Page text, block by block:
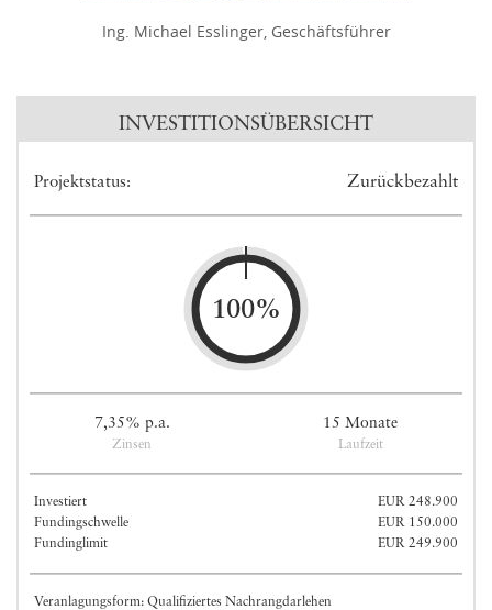
Ing. Michael Esslinger, Geschäftsführer
INVESTITIONSÜBERSICHT
Projektstatus: Zurückbezahlt
100%
7,35% p.a.
Zinsen
15 Monate
Laufzeit
Investiert
EUR 248.900
Fundingschwelle
EUR 150.000
Fundinglimit
EUR 249.900
Veranlagungsform: Qualifiziertes Nachrangdarlehen